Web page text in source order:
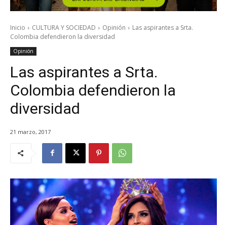
Inicio CULTURA Y SOCIEDAD Opinión
Las aspirantes a Srta.
Colombia defendieron la diversidad
Opinión
Las aspirantes a Srta.
Colombia defendieron la
diversidad
21 marzo, 2017